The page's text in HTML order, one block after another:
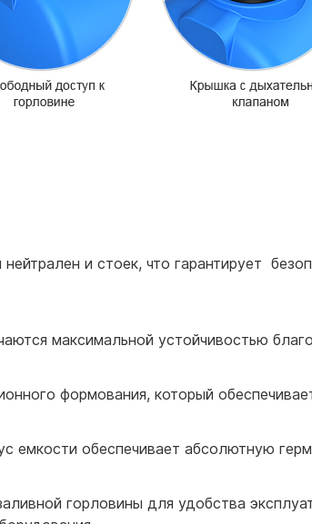
и стоек, что гарантирует
максимальной устойчивостью
формования, который
емкости обеспечивает абсолютную
горловины для удобства